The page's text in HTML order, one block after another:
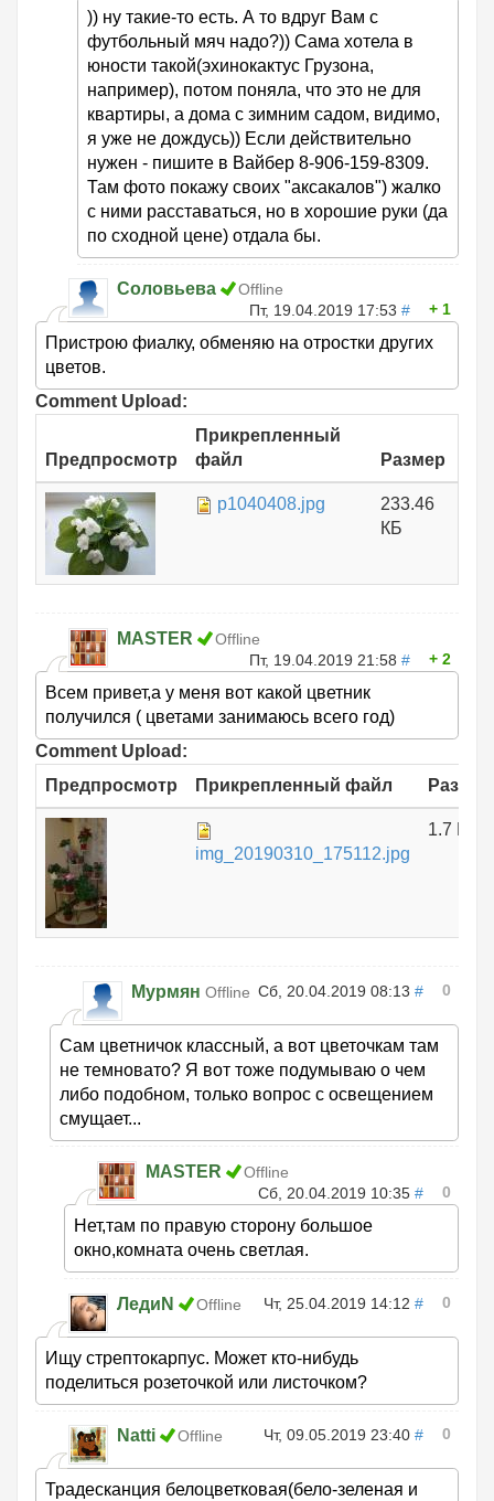
)) ну такие-то есть. А то вдруг Вам с
футбольный мяч надо?)) Сама хотела в
юности такой(эхинокактус Грузона,
например), потом поняла, что это не для
квартиры, а дома с зимним садом, видимо,
я уже не дождусь)) Если действительно
нужен - пишите в Вайбер 8-906-159-8309.
Там фото покажу своих "аксакалов") жалко
с ними расставаться, но в хорошие руки (да
по сходной цене) отдала бы.
Соловьева
Offline
Пт, 19.04.2019 17:53 # 1
Пристрою фиалку, обменяю на отростки других
цветов.
Comment Upload:
Предпросмотр
Прикрепленный
файл
Размер
p1040408.jpg
233.46
КБ
MASTER
Offline
Пт, 19.04.2019 21:58 # 2
Всем привет,а у меня вот какой цветник
получился ( цветами занимаюсь всего год)
Comment Upload:
Предпросмотр
Прикрепленный файл Размер
img_20190310_175112.jpg
1.7 МБ
Мурмян Offline Сб, 20.04.2019 08:13 # 0
Сам цветничок классный, а вот цветочкам там
не темновато? Я вот тоже подумываю о чем
либо подобном, только вопрос с освещением
смущает...
MASTER
Offline
Сб, 20.04.2019 10:35 # 0
Нет,там по правую сторону большое
окно,комната очень светлая.
ЛедиN Offline Чт, 25.04.2019 14:12 # 0
Ищу стрептокарпус. Может кто-нибудь
поделиться розеточкой или листочком?
Natti Offline Чт, 09.05.2019 23:40 # 0
Традесканция белоцветковая(бело-зеленая и